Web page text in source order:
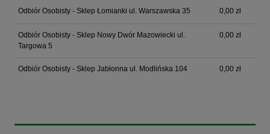
Odbiór Osobisty - Sklep Łomianki ul. Warszawska 35 0,00 zł
Odbiór Osobisty - Sklep Nowy Dwór Mazowiecki ul.
Targowa 5
0,00 zł
Odbiór Osobisty - Sklep Jabłonna ul. Modlińska 104 0,00 zł